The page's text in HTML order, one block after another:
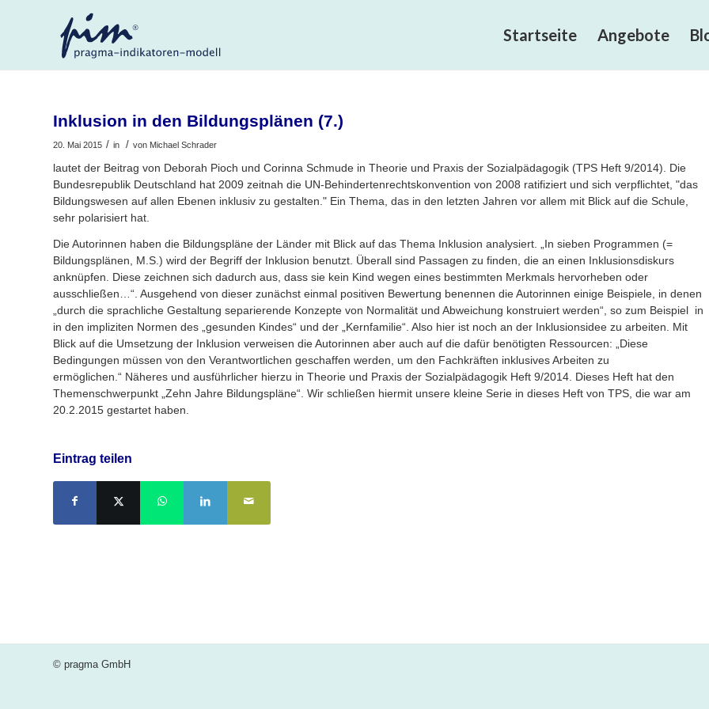
Startseite Angebote
Inklusion in den Bildungsplänen (7.)
20. Mai 2015 / in / von Michael Schrader
lautet der Beitrag von Deborah Pioch und Corinna Schmude in Theorie und Praxis der Sozialpädagogik (TPS Heft 9/2014). Die
Bundesrepublik Deutschland hat 2009 zeitnah die UN-Behindertenrechtskonvention von 2008 ratifiziert und sich verpflichtet, "das
Bildungswesen auf allen Ebenen inklusiv zu gestalten." Ein Thema, das in den letzten Jahren vor allem mit Blick auf die Schule,
sehr polarisiert hat.
Die Autorinnen haben die Bildungspläne der Länder mit Blick auf das Thema Inklusion analysiert. „In sieben Programmen (=
Bildungsplänen, M.S.) wird der Begriff der Inklusion benutzt. Überall sind Passagen zu finden, die an einen Inklusionsdiskurs
anknüpfen. Diese zeichnen sich dadurch aus, dass sie kein Kind wegen eines bestimmten Merkmals hervorheben oder
ausschließen…“. Ausgehend von dieser zunächst einmal positiven Bewertung benennen die Autorinnen einige Beispiele, in denen
„durch die sprachliche Gestaltung separierende Konzepte von Normalität und Abweichung konstruiert werden“, so zum Beispiel in
in den impliziten Normen des „gesunden Kindes“ und der „Kernfamilie“. Also hier ist noch an der Inklusionsidee zu arbeiten. Mit
Blick auf die Umsetzung der Inklusion verweisen die Autorinnen aber auch auf die dafür benötigten Ressourcen: „Diese
Bedingungen müssen von den Verantwortlichen geschaffen werden, um den Fachkräften inklusives Arbeiten zu
ermöglichen.“ Näheres und ausführlicher hierzu in Theorie und Praxis der Sozialpädagogik Heft 9/2014. Dieses Heft hat den
Themenschwerpunkt „Zehn Jahre Bildungspläne“. Wir schließen hiermit unsere kleine Serie in dieses Heft von TPS, die war am
20.2.2015 gestartet haben.
Eintrag teilen
© pragma GmbH